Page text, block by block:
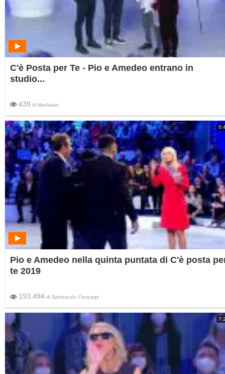
C'è Posta per Te - Pio e Amedeo entrano in
studio...
439 di Mediaset
Pio e Amedeo nella quinta puntata di C'è posta
te 2019
193.494 di Spettacolo Fanpage